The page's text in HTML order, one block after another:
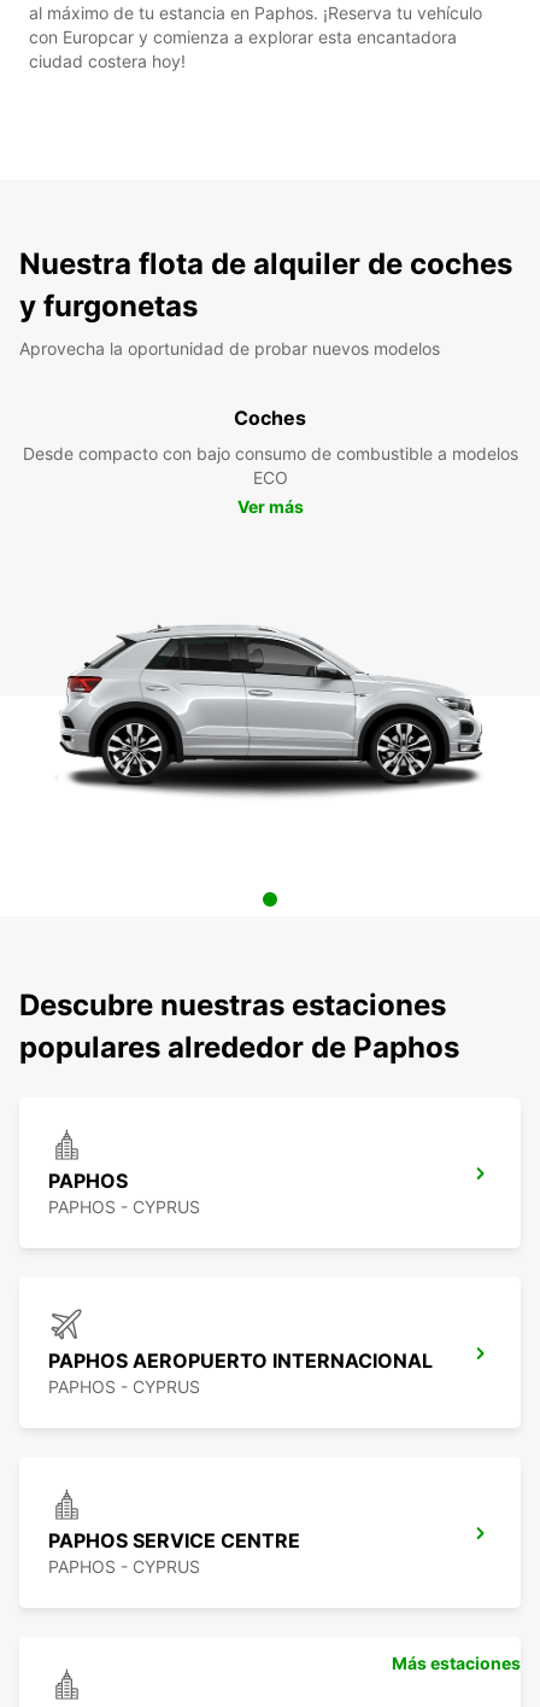
al máximo de tu estancia en Paphos. ¡Reserva tu vehículo
con Europcar y comienza a explorar esta encantadora
ciudad costera hoy!
Nuestra flota de alquiler de coches
y furgonetas
Aprovecha la oportunidad de probar nuevos modelos
Coches
Desde compacto con bajo consumo de combustible a modelos
ECO
Ver más
Descubre nuestras estaciones
populares alrededor de Paphos
PAPHOS
PAPHOS - CYPRUS
PAPHOS AEROPUERTO INTERNACIONAL
PAPHOS - CYPRUS
PAPHOS SERVICE CENTRE
PAPHOS - CYPRUS
Más estaciones